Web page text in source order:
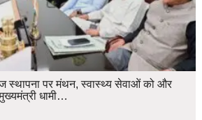
स्थापना पर मंथन, स्वास्थ्य सेवाओं को और
धामी…